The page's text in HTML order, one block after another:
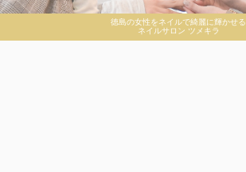
徳島の女性をネイルで綺麗に輝かせる
ネイルサロン ツメキラ